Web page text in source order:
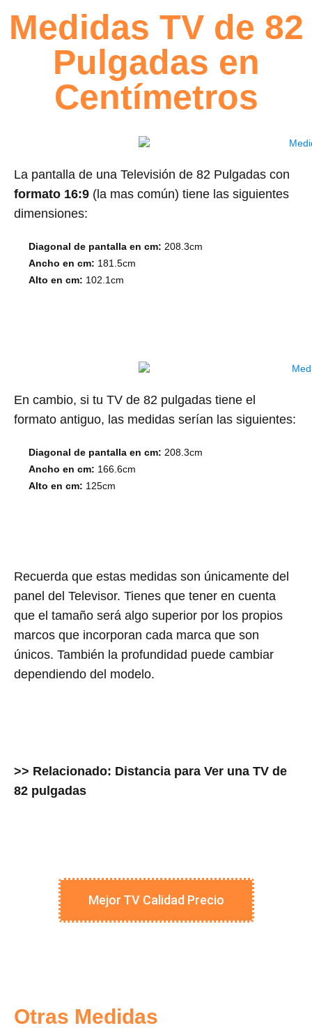
Medidas TV de 82
Pulgadas en
Centímetros
La pantalla de una Televisión de 82 Pulgadas con
formato 16:9 (la mas común) tiene las siguientes
dimensiones:
Diagonal de pantalla en cm: 208.3cm
Ancho en cm: 181.5cm
Alto en cm: 102.1cm
En cambio, si tu TV de 82 pulgadas tiene el
formato antiguo, las medidas serían las siguientes:
Diagonal de pantalla en cm: 208.3cm
Ancho en cm: 166.6cm
Alto en cm: 125cm
Recuerda que estas medidas son únicamente del
panel del Televisor. Tienes que tener en cuenta
que el tamaño será algo superior por los propios
marcos que incorporan cada marca que son
únicos. También la profundidad puede cambiar
dependiendo del modelo.
>> Relacionado: Distancia para Ver una TV de
82 pulgadas
Mejor TV Calidad Precio
Otras Medidas